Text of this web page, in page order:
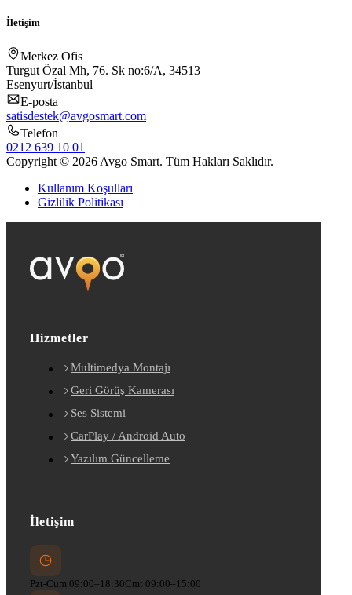
İletişim
Merkez Ofis
Turgut Özal Mh, 76. Sk no:6/A, 34513
Esenyurt/İstanbul
E-posta
satisdestek@avgosmart.com
Telefon
0212 639 10 01
Copyright © 2026 Avgo Smart. Tüm Hakları Saklıdır.
Kullanım Koşulları
Gizlilik Politikası
Hizmetler
Multimedya Montajı
Geri Görüş Kamerası
Ses Sistemi
CarPlay / Android Auto
Yazılım Güncelleme
İletişim
Pzt-Cum 09:00–18:30Cmt 09:00–15:00